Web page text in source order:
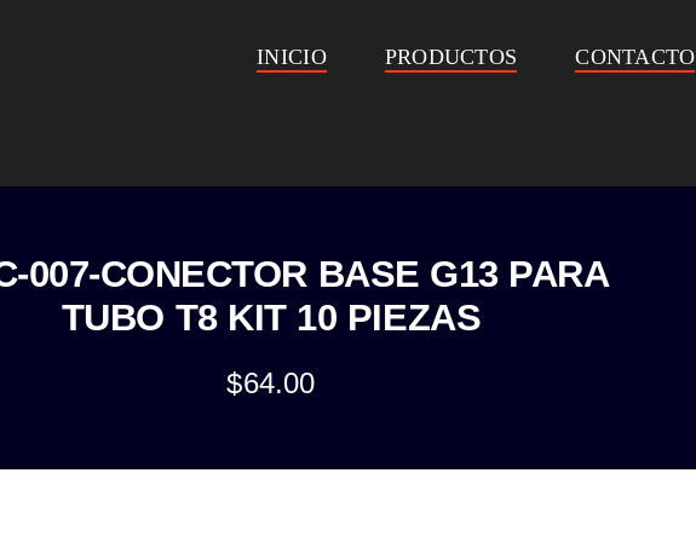
INICIO PRODUCTOS CONTACTO
007-CONECTOR BASE G13 PARA
TUBO T8 KIT 10 PIEZAS
$64.00